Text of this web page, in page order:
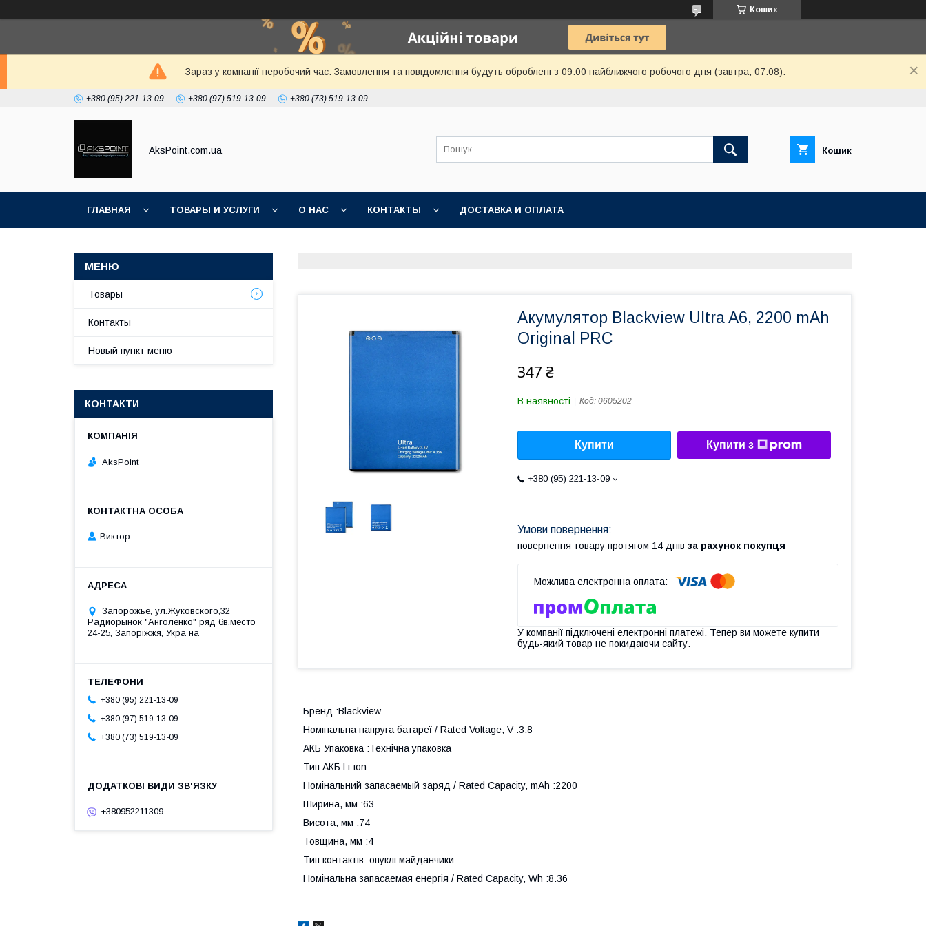
Кошик
Зараз у компанії неробочий час. Замовлення та повідомлення будуть оброблені з 09:00 найближчого робочого дня (завтра, 07.08).
+380 (95) 221-13-09 +380 (97) 519-13-09 +380 (73) 519-13-09
AksPoint.com.ua Кошик
ГЛАВНАЯ ТОВАРЫ И УСЛУГИ О НАС КОНТАКТЫ ДОСТАВКА И ОПЛАТА
Акумулятор Blackview Ultra A6, 2200 mAh
Original PRC
347 ₴
В наявності Код: 0605202
Купити Купити з
+380 (95) 221-13-09
повернення товару протягом 14 днів за рахунок покупця
У компанії підключені електронні платежі. Тепер ви можете купити
будь-який товар не покидаючи сайту.
Бренд :Blackview
Номінальна напруга батареї / Rated Voltage, V :3.8
АКБ Упаковка :Технічна упаковка
Тип АКБ Li-ion
Номінальний запасаемый заряд / Rated Capacity, mAh :2200
Ширина, мм :63
Висота, мм :74
Товщина, мм :4
Тип контактів :опуклі майданчики
Номінальна запасаемая енергія / Rated Capacity, Wh :8.36
Товары
Контакты
Новый пункт меню
КОНТАКТИ
AksPoint
Виктор
Запорожье, ул.Жуковского,32
Радиорынок "Анголенко" ряд 6в,место
24-25, Запоріжжя, Україна
+380 (95) 221-13-09
+380 (97) 519-13-09
+380 (73) 519-13-09
+380952211309